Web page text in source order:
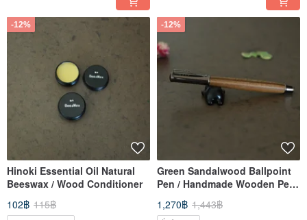
-12%
Hinoki Essential Oil Natural
Beeswax / Wood Conditioner
102฿ 115฿
-12%
Green Sandalwood Ballpoint
Pen / Handmade Wooden Pen
/ Wooden Pen Special Offer 1
1,270฿ 1,443฿